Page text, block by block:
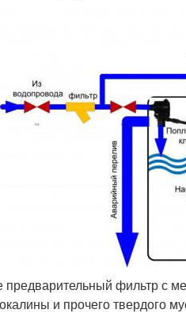
предварительный фильтр с
и прочего твердого